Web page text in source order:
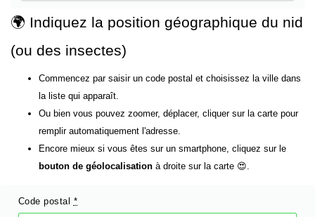
🌍 Indiquez la position géographique du nid
(ou des insectes)
Commencez par saisir un code postal et choisissez la ville dans
la liste qui apparaît.
Ou bien vous pouvez zoomer, déplacer, cliquer sur la carte pour
remplir automatiquement l'adresse.
Encore mieux si vous êtes sur un smartphone, cliquez sur le
bouton de géolocalisation à droite sur la carte 😍.
Code postal *